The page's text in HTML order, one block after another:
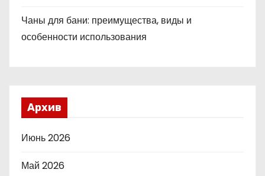
Чаны для бани: преимущества, виды и
особенности использования
Архив
Июнь 2026
Май 2026